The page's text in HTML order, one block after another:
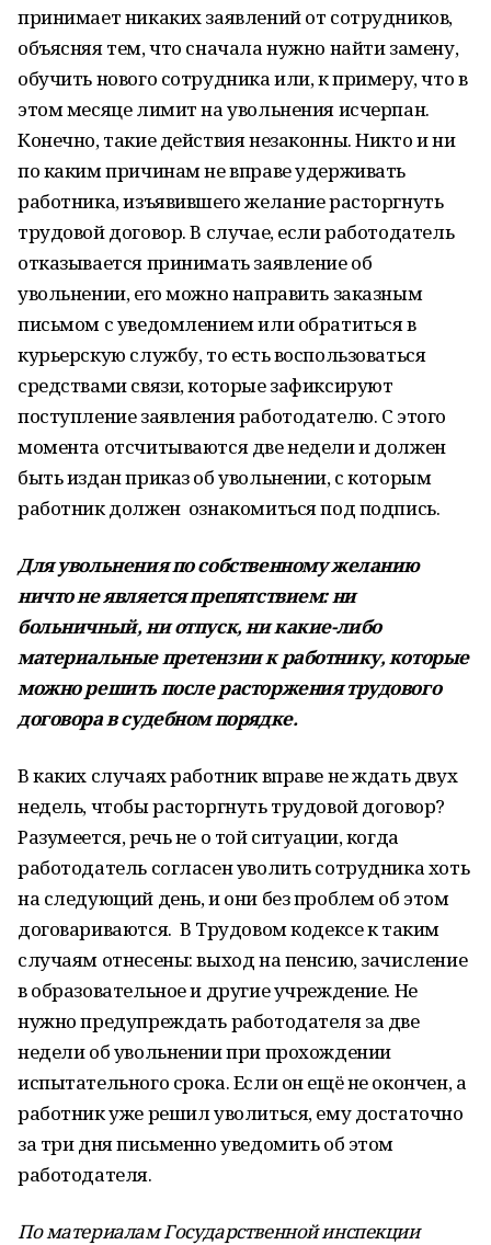
принимает никаких заявлений от сотрудников,
объясняя тем, что сначала нужно найти замену,
обучить нового сотрудника или, к примеру, что в
этом месяце лимит на увольнения исчерпан.
Конечно, такие действия незаконны. Никто и ни
по каким причинам не вправе удерживать
работника, изъявившего желание расторгнуть
трудовой договор. В случае, если работодатель
отказывается принимать заявление об
увольнении, его можно направить заказным
письмом с уведомлением или обратиться в
курьерскую службу, то есть воспользоваться
средствами связи, которые зафиксируют
поступление заявления работодателю. С этого
момента отсчитываются две недели и должен
быть издан приказ об увольнении, с которым
работник должен ознакомиться под подпись.
Для увольнения по собственному желанию
ничто не является препятствием: ни
больничный, ни отпуск, ни какие-либо
материальные претензии к работнику, которые
можно решить после расторжения трудового
договора в судебном порядке.
В каких случаях работник вправе не ждать двух
недель, чтобы расторгнуть трудовой договор?
Разумеется, речь не о той ситуации, когда
работодатель согласен уволить сотрудника хоть
на следующий день, и они без проблем об этом
договариваются. В Трудовом кодексе к таким
случаям отнесены: выход на пенсию, зачисление
в образовательное и другие учреждение. Не
нужно предупреждать работодателя за две
недели об увольнении при прохождении
испытательного срока. Если он ещё не окончен, а
работник уже решил уволиться, ему достаточно
за три дня письменно уведомить об этом
работодателя.
По материалам Государственной инспекции